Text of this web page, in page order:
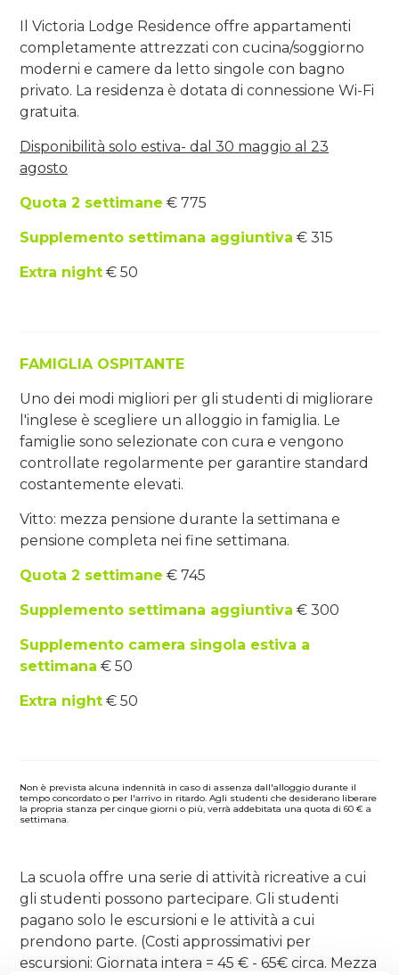
Il Victoria Lodge Residence offre appartamenti
completamente attrezzati con cucina/soggiorno
moderni e camere da letto singole con bagno
privato. La residenza è dotata di connessione Wi-Fi
gratuita.
Disponibilità solo estiva- dal 30 maggio al 23
agosto
Quota 2 settimane € 775
Supplemento settimana aggiuntiva € 315
Extra night € 50
FAMIGLIA OSPITANTE
Uno dei modi migliori per gli studenti di migliorare
l'inglese è scegliere un alloggio in famiglia. Le
famiglie sono selezionate con cura e vengono
controllate regolarmente per garantire standard
costantemente elevati.
Vitto: mezza pensione durante la settimana e
pensione completa nei fine settimana.
Quota 2 settimane € 745
Supplemento settimana aggiuntiva € 300
Supplemento camera singola estiva a
settimana € 50
Extra night € 50
Non è prevista alcuna indennità in caso di assenza dall'alloggio durante il
tempo concordato o per l'arrivo in ritardo. Agli studenti che desiderano liberare
la propria stanza per cinque giorni o più, verrà addebitata una quota di 60 € a
settimana.
La scuola offre una serie di attività ricreative a cui
gli studenti possono partecipare. Gli studenti
pagano solo le escursioni e le attività a cui
prendono parte. (Costi approssimativi per
escursioni: Giornata intera = 45 € - 65€ circa. Mezza